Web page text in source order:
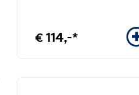
€ 114,-*